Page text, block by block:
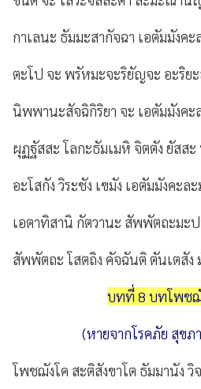
กาเลนะ ธัมมะสากัจฉา เอตัมมังคะ
ตะโป จะ พรัหมะจะริยัญจะ อะริย
นิพพานะสัจฉิกิริยา จะ เอตัมมังคะ
ผุฏฐัสสะ โลกะธัมเมหิ จิตตัง ยัสส
อะโสกัง วิระชัง เขมัง เอตัมมังคะล
เอตาทิสานิ กัตวานะ สัพพัตถะมะป
สัพพัตถะ โสตถิง คัจฉันติ ตันเตสัง
บทที่ 8 บทโพช
(หายจากโรคภัย สุข
โพชฌังโค สะติสังขาโต ธัมมานัง วิ